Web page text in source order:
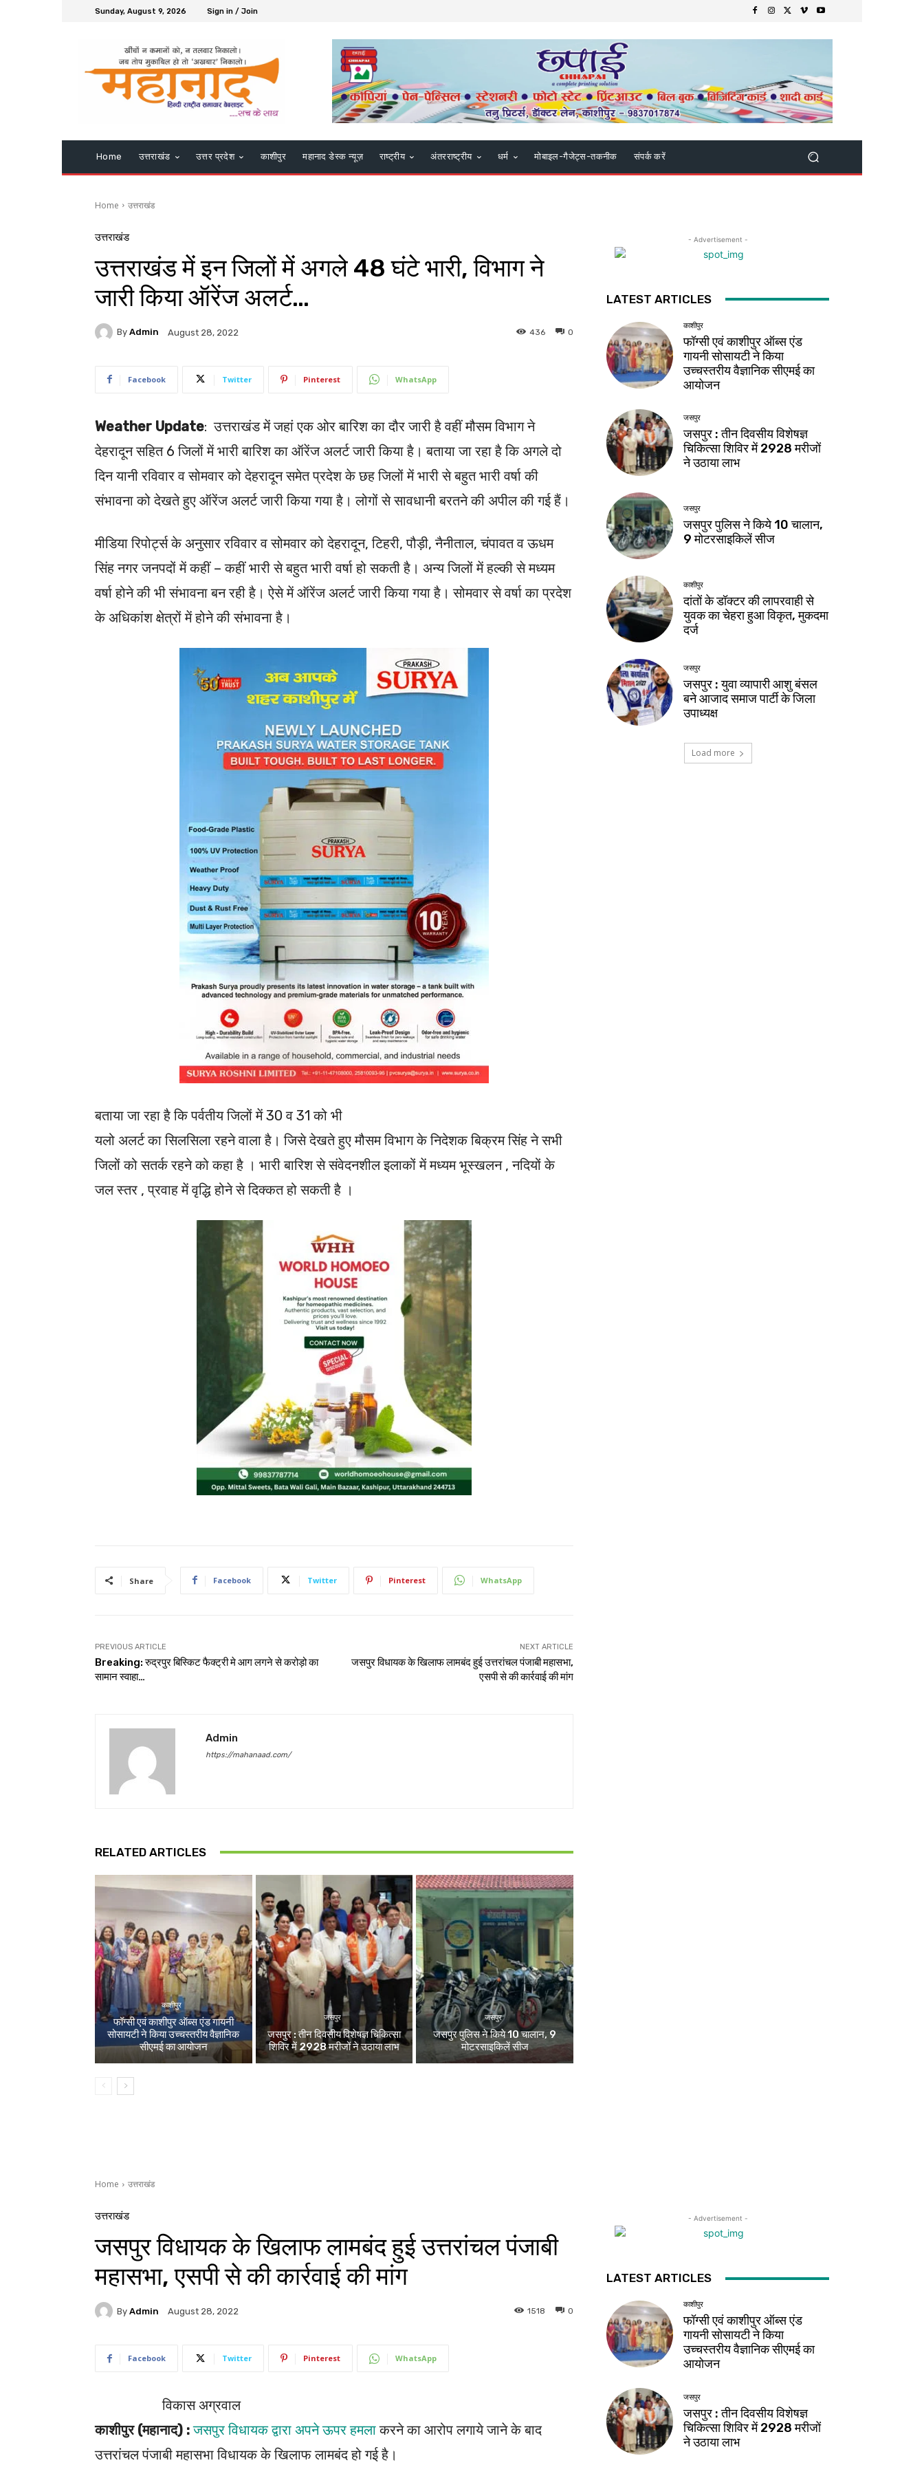
Sunday, August 9, 2026 Sign in / Join
Home उत्तराखंड उत्तर प्रदेश काशीपुर महानाद डेस्क न्यूज़ राष्ट्रीय अंतरराष्ट्रीय धर्म मोबाइल-गैजेट्स-तकनीक संपर्क करें
Home उत्तराखंड
उत्तराखंड
उत्तराखंड में इन जिलों में अगले 48 घंटे भारी, विभाग ने
जारी किया ऑरेंज अलर्ट…
By Admin August 28, 2022 0
436
Facebook Twitter Pinterest WhatsApp
Weather Update: उत्तराखंड में जहां एक ओर बारिश का दौर जारी है वहीं मौसम विभाग ने
देहरादून सहित 6 जिलों में भारी बारिश का ऑरेंज अलर्ट जारी किया है। बताया जा रहा है कि अगले दो
दिन यानी रविवार व सोमवार को देहरादून समेत प्रदेश के छह जिलों में भारी से बहुत भारी वर्षा की
संभावना को देखते हुए ऑरेंज अलर्ट जारी किया गया है। लोगों से सावधानी बरतने की अपील की गई हैं।
मीडिया रिपोर्ट्स के अनुसार रविवार व सोमवार को देहरादून, टिहरी, पौड़ी, नैनीताल, चंपावत व ऊधम
सिंह नगर जनपदों में कहीं – कहीं भारी से बहुत भारी वर्षा हो सकती है। अन्य जिलों में हल्की से मध्यम
वर्षा होने की भी संभावना बन रही है। ऐसे में ऑरेंज अलर्ट जारी किया गया है। सोमवार से वर्षा का प्रदेश
के अधिकांश क्षेत्रों में होने की संभावना है।
बताया जा रहा है कि पर्वतीय जिलों में 30 व 31 को भी
यलो अलर्ट का सिलसिला रहने वाला है। जिसे देखते हुए मौसम विभाग के निदेशक बिक्रम सिंह ने सभी
जिलों को सतर्क रहने को कहा है । भारी बारिश से संवेदनशील इलाकों में मध्यम भूस्खलन , नदियों के
जल स्तर , प्रवाह में वृद्धि होने से दिक्कत हो सकती है ।
Share Facebook Twitter Pinterest WhatsApp
PREVIOUS ARTICLE
Breaking: रुद्रपुर बिस्किट फैक्ट्री मे आग लगने से करोड़ो का
सामान स्वाहा…
NEXT ARTICLE
जसपुर विधायक के खिलाफ लामबंद हुई उत्तरांचल पंजाबी महासभा,
एसपी से की कार्रवाई की मांग
Admin
https://mahanaad.com/
RELATED ARTICLES
काशीपुर
फॉग्सी एवं काशीपुर ऑब्स एंड गायनी
सोसायटी ने किया उच्चस्तरीय वैज्ञानिक
सीएमई का आयोजन
जसपुर
जसपुर : तीन दिवसीय विशेषज्ञ चिकित्सा
शिविर में 2928 मरीजों ने उठाया लाभ
जसपुर
जसपुर पुलिस ने किये 10 चालान, 9
मोटरसाइकिलें सीज
- Advertisement -
LATEST ARTICLES
काशीपुर
फॉग्सी एवं काशीपुर ऑब्स एंड
गायनी सोसायटी ने किया
उच्चस्तरीय वैज्ञानिक सीएमई का
आयोजन
जसपुर
जसपुर : तीन दिवसीय विशेषज्ञ
चिकित्सा शिविर में 2928 मरीजों
ने उठाया लाभ
जसपुर
जसपुर पुलिस ने किये 10 चालान,
9 मोटरसाइकिलें सीज
काशीपुर
दांतों के डॉक्टर की लापरवाही से
युवक का चेहरा हुआ विकृत, मुकदमा
दर्ज
जसपुर
जसपुर : युवा व्यापारी आशु बंसल
बने आजाद समाज पार्टी के जिला
उपाध्यक्ष
Load more